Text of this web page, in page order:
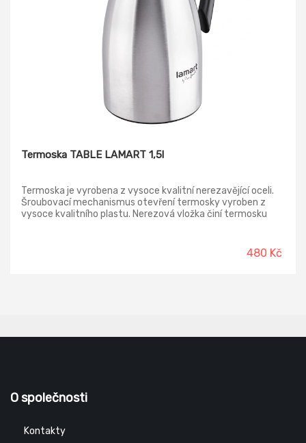
Termoska TABLE LAMART 1,5l
Termoska je vyrobena z vysoce kvalitní nerezavějící oceli.
Šroubovací mechanismus otevření termosky vyroben z
vysoce kvalitního plastu. Nerezová vložka činí termosku
480 Kč
O společnosti
Kontakty